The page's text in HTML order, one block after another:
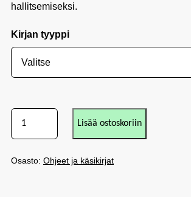
hallitsemiseksi.
Kirjan tyyppi
Lisää ostoskoriin
Osasto: Ohjeet ja käsikirjat